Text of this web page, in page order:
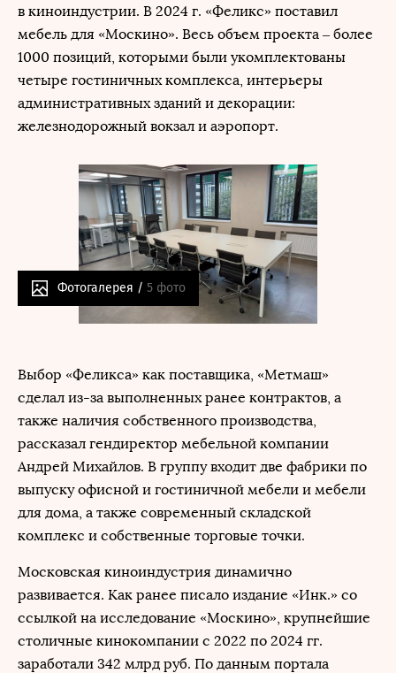
в киноиндустрии. В 2024 г. «Феликс» поставил
мебель для «Москино». Весь объем проекта – более
1000 позиций, которыми были укомплектованы
четыре гостиничных комплекса, интерьеры
административных зданий и декорации:
железнодорожный вокзал и аэропорт.
Фотогалерея / 5 фото
Выбор «Феликса» как поставщика, «Метмаш»
сделал из-за выполненных ранее контрактов, а
также наличия собственного производства,
рассказал гендиректор мебельной компании
Андрей Михайлов. В группу входит две фабрики по
выпуску офисной и гостиничной мебели и мебели
для дома, а также современный складской
комплекс и собственные торговые точки.
Московская киноиндустрия динамично
развивается. Как ранее писало издание «Инк.» со
ссылкой на исследование «Москино», крупнейшие
столичные кинокомпании с 2022 по 2024 гг.
заработали 342 млрд руб. По данным портала